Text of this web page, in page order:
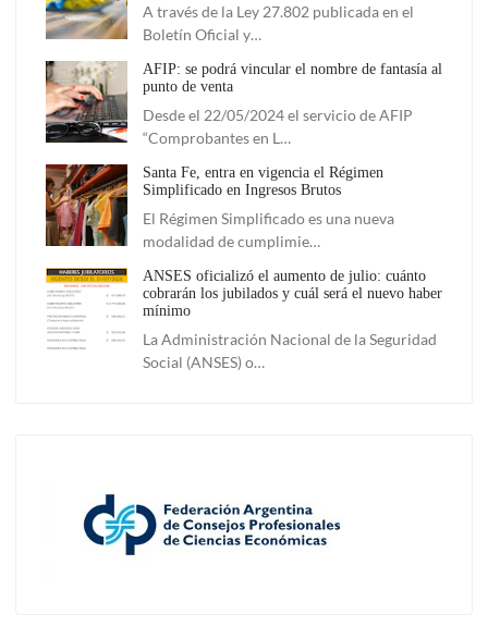
A través de la Ley 27.802 publicada en el
Boletín Oficial y…
AFIP: se podrá vincular el nombre de fantasía al
punto de venta
Desde el 22/05/2024 el servicio de AFIP
“Comprobantes en L…
Santa Fe, entra en vigencia el Régimen
Simplificado en Ingresos Brutos
El Régimen Simplificado es una nueva
modalidad de cumplimie…
ANSES oficializó el aumento de julio: cuánto
cobrarán los jubilados y cuál será el nuevo haber
mínimo
La Administración Nacional de la Seguridad
Social (ANSES) o…